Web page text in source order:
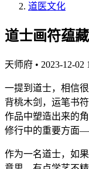
道医文化
道士画符蕴
天师府 • 2023-12-02
一提到道士，相信
背桃木剑，运笔书
作品中塑造出来的
修行中的重要方面
作为一名道士，如